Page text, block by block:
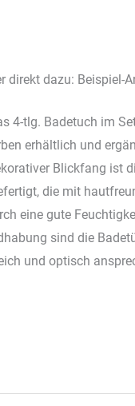
direkt dazu: Beispiel-
4-tlg. Badetuch im
erhältlich und
Blickfang ist
die mit
eine gute
sind die
und optisch